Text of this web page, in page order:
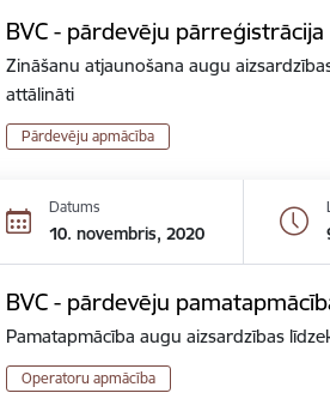
BVC - pārdevēju pārreģistrācija
Zināšanu atjaunošana augu
attālināti
Pārdevēju apmācība
Datums
10. novembris, 2020
BVC - pārdevēju
Pamatapmācība augu aizsardzības
Operatoru apmācība